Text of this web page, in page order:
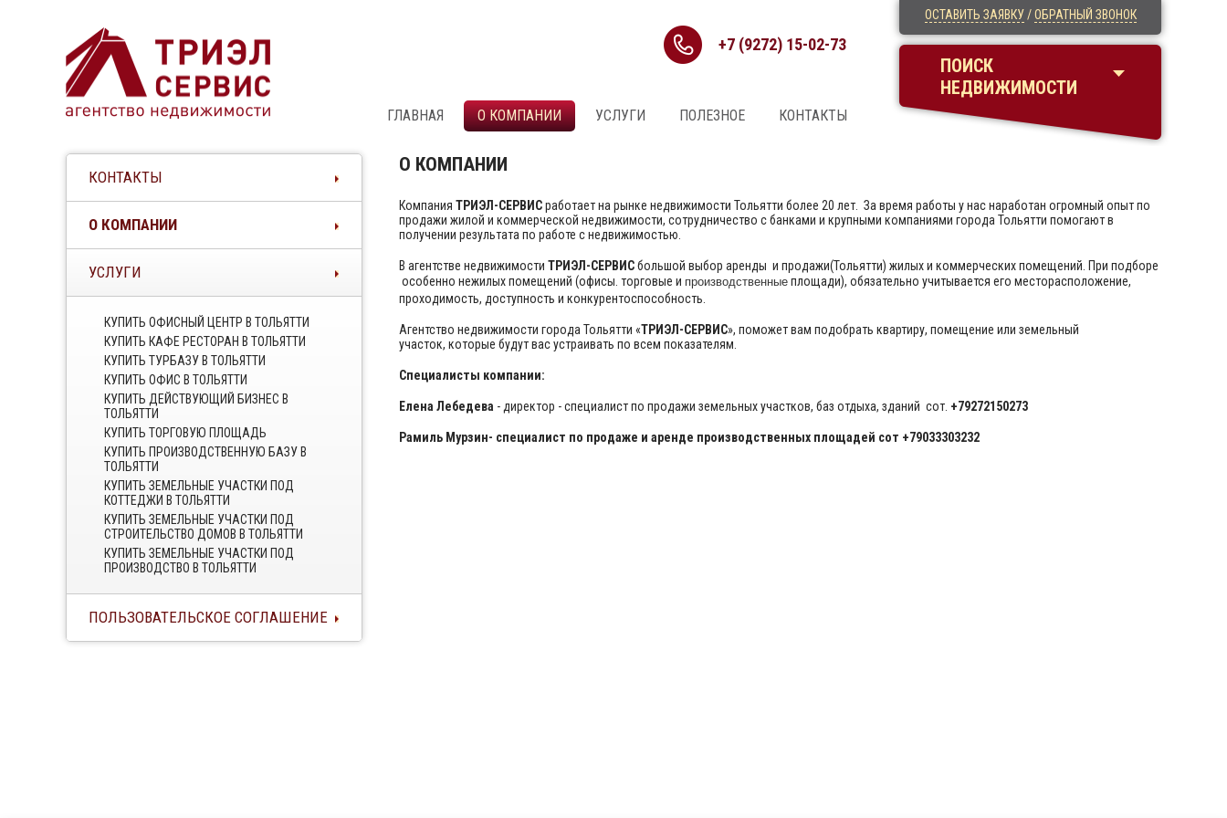
+7 (9272) 15-02-73
ГЛАВНАЯ О КОМПАНИИ УСЛУГИ ПОЛЕЗНОЕ КОНТАКТЫ
ОСТАВИТЬ ЗАЯВКУ/ОБРАТНЫЙ ЗВОНОК
ПОИСК
НЕДВИЖИМОСТИ
КОНТАКТЫ
О КОМПАНИИ
УСЛУГИ
КУПИТЬ ОФИСНЫЙ ЦЕНТР В ТОЛЬЯТТИ
КУПИТЬ КАФЕ РЕСТОРАН В ТОЛЬЯТТИ
КУПИТЬ ТУРБАЗУ В ТОЛЬЯТТИ
КУПИТЬ ОФИС В ТОЛЬЯТТИ
КУПИТЬ ДЕЙСТВУЮЩИЙ БИЗНЕС В
ТОЛЬЯТТИ
КУПИТЬ ТОРГОВУЮ ПЛОЩАДЬ
КУПИТЬ ПРОИЗВОДСТВЕННУЮ БАЗУ В
ТОЛЬЯТТИ
КУПИТЬ ЗЕМЕЛЬНЫЕ УЧАСТКИ ПОД
КОТТЕДЖИ В ТОЛЬЯТТИ
КУПИТЬ ЗЕМЕЛЬНЫЕ УЧАСТКИ ПОД
СТРОИТЕЛЬСТВО ДОМОВ В ТОЛЬЯТТИ
КУПИТЬ ЗЕМЕЛЬНЫЕ УЧАСТКИ ПОД
ПРОИЗВОДСТВО В ТОЛЬЯТТИ
ПОЛЬЗОВАТЕЛЬСКОЕ СОГЛАШЕНИЕ
О КОМПАНИИ
Компания ТРИЭЛ-СЕРВИСработает на рынке недвижимости Тольятти более 20 лет. За время работы у нас наработан огромный опыт по
продажи жилой и коммерческой недвижимости, сотрудничество с банками и крупными компаниями города Тольятти помогают в
получении результата по работе с недвижимостью.
В агентстве недвижимости ТРИЭЛ-СЕРВИСбольшой выбор аренды и продажи(Тольятти) жилых и коммерческих помещений. При подборе
особенно нежилых помещений (офисы. торговые и производственные площади), обязательно учитывается его месторасположение,
проходимость, доступность и конкурентоспособность.
Агентство недвижимости города Тольятти «ТРИЭЛ-СЕРВИС», поможет вам подобрать квартиру, помещение или земельный
участок, которые будут вас устраивать по всем показателям.
Специалисты компании:
Елена Лебедева - директор - специалист по продажи земельных участков, баз отдыха, зданий сот. +79272150273
Рамиль Мурзин- специалист по продаже и аренде производственных площадей сот +79033303232